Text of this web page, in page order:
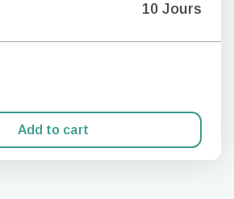
10 Jours
Add to cart